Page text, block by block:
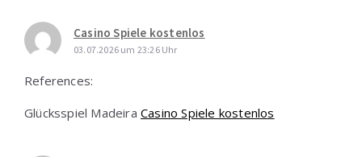
Casino Spiele kostenlos
03.07.2026 um 23:26 Uhr
References:
Glücksspiel Madeira Casino Spiele kostenlos